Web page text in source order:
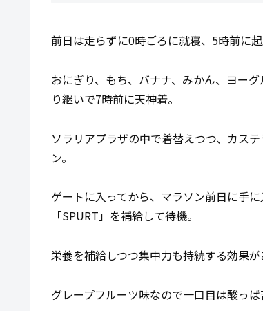
前日は走らずに0時ごろに就寝、5時前に起
おにぎり、もち、バナナ、みかん、ヨー
り継いで7時前に天神着。
ソラリアプラザの中で着替えつつ、カス
ン。
ゲートに入ってから、マラソン前日に手
「SPURT」を補給して待機。
栄養を補給しつつ集中力も持続する効果が
グレープフルーツ味なので一口目は酸っ